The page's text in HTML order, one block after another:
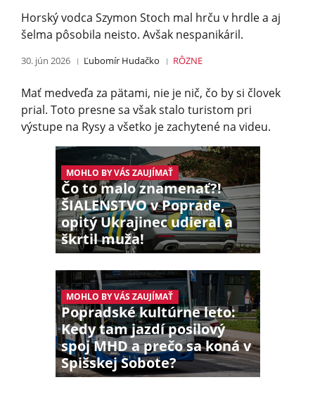
Horský vodca Szymon Stoch mal hrču v hrdle a aj
šelma pôsobila neisto. Avšak nespanikáril.
30. jún 2026 Ľubomír Hudačko RÔZNE
Mať medveďa za pätami, nie je nič, čo by si človek
prial. Toto presne sa však stalo turistom pri
výstupe na Rysy a všetko je zachytené na videu.
MOHLO BY VÁS ZAUJÍMAŤ
Čo to malo znamenať?!
ŠIALENSTVO v Poprade,
opitý Ukrajinec udieral a
škrtil muža!
MOHLO BY VÁS ZAUJÍMAŤ
Popradské kultúrne leto:
Kedy tam jazdí posilový
spoj MHD a prečo sa koná v
Spišskej Sobote?